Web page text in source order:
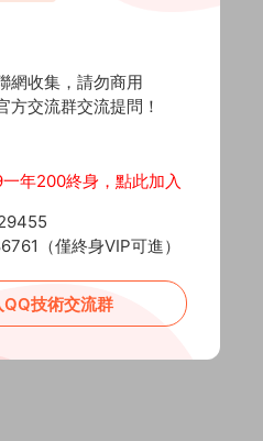
網收集，請勿商用
方交流群交流提問！
年200終身，點此加入
（僅終身VIP可進）
技術交流群